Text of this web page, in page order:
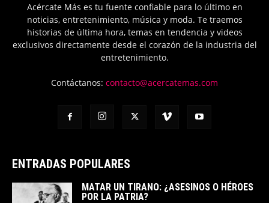
Acércate Más es tu fuente confiable para lo último en
noticias, entretenimiento, música y moda. Te traemos
historias de última hora, temas en tendencia y videos
exclusivos directamente desde el corazón de la industria del
entretenimiento.
Contáctanos: contacto@acercatemas.com
ENTRADAS POPULARES
MATAR UN TIRANO: ¿ASESINOS O HÉROES
POR LA PATRIA?